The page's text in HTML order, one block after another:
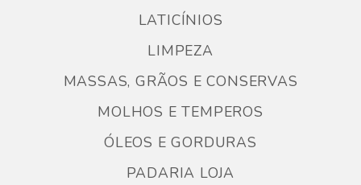
LATICÍNIOS
LIMPEZA
MASSAS, GRÃOS E CONSERVAS
MOLHOS E TEMPEROS
ÓLEOS E GORDURAS
PADARIA LOJA